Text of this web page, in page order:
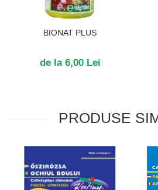
BIONAT PLUS
de la 6,00 Lei
PRODUSE